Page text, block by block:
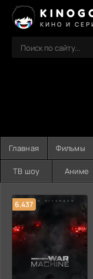
КИНО И
Главная Фильмы
ТВ шоу Аниме
6.437